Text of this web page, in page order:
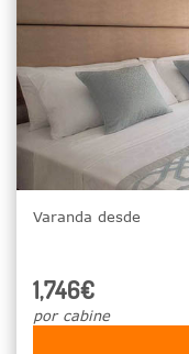
Varanda desde
1,746€
por cabine